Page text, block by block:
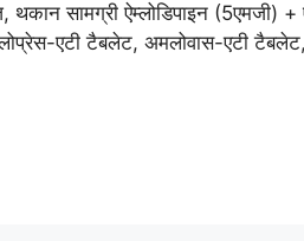
सामग्री ऐम्लोडिपाइन (5एमजी)
एटी टैबलेट, अमलोवास-एटी